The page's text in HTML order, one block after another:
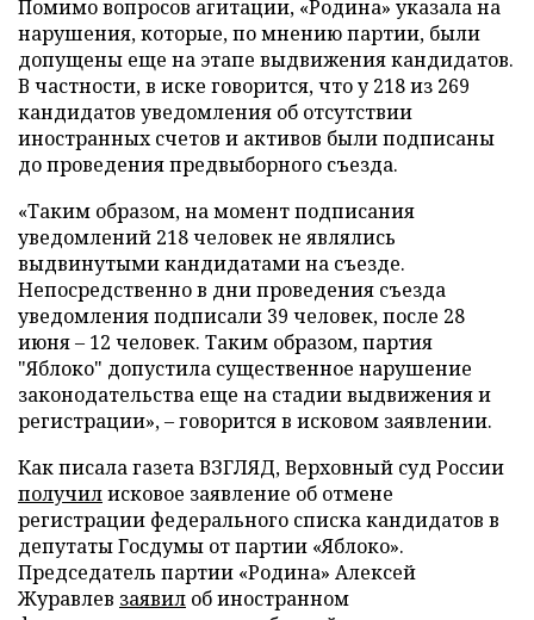
Помимо вопросов агитации, «Родина» указала на
нарушения, которые, по мнению партии, были
допущены еще на этапе выдвижения кандидатов.
В частности, в иске говорится, что у 218 из 269
кандидатов уведомления об отсутствии
иностранных счетов и активов были подписаны
до проведения предвыборного съезда.
«Таким образом, на момент подписания
уведомлений 218 человек не являлись
выдвинутыми кандидатами на съезде.
Непосредственно в дни проведения съезда
уведомления подписали 39 человек, после 28
июня – 12 человек. Таким образом, партия
"Яблоко" допустила существенное нарушение
законодательства еще на стадии выдвижения и
регистрации», – говорится в исковом заявлении.
Как писала газета ВЗГЛЯД, Верховный суд России
получилисковое заявление об отмене
регистрации федерального списка кандидатов в
депутаты Госдумы от партии «Яблоко».
Председатель партии «Родина» Алексей
Журавлев заявил об иностранном